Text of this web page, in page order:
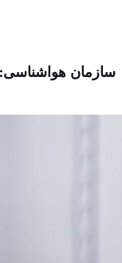
سازمان هواشناسی: